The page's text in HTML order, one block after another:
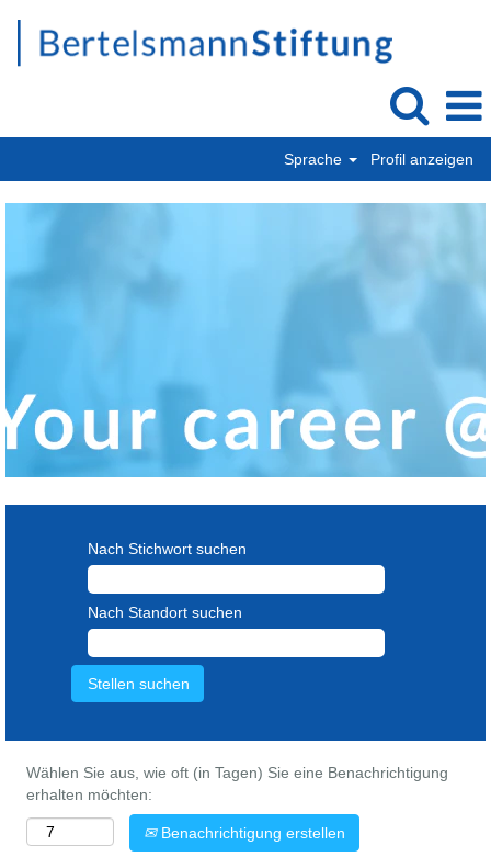
Sprache Profil anzeigen
Nach Stichwort suchen
Nach Standort suchen
Wählen Sie aus, wie oft (in Tagen) Sie eine Benachrichtigung
erhalten möchten:
Benachrichtigung erstellen